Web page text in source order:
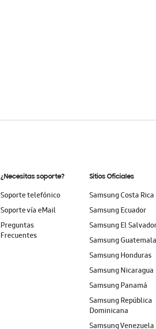
¿Necesitas soporte?
Soporte telefónico
Soporte vía eMail
Preguntas
Frecuentes
Sitios Oficiales
Samsung Costa Rica
Samsung Ecuador
Samsung El
Samsung Guatemala
Samsung Honduras
Samsung Nicaragua
Samsung Panamá
Samsung República
Dominicana
Samsung Venezuela